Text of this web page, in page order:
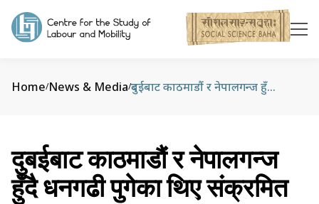
Home/News & Media/ दुबईबाट काठमाडौं र नेपालगन्ज हुँदै धनगढी पुगेका थिए संक्रमित
दुबईबाट काठमाडौं र नेपालगन्ज
हुँदै धनगढी पुगेका थिए संक्रमित